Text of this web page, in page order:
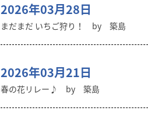
2026年03月28日
まだまだ いちご狩り！ by 築島
2026年03月21日
春の花リレー♪ by 築島